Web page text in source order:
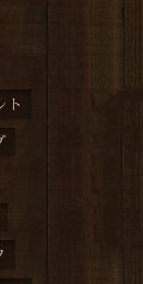
ト